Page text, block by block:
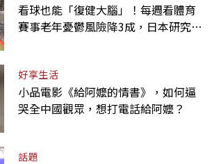
看球也能「復健大腦」！每週看體育
賽事老年憂鬱風險降3成，日本研究：
好享生活
小品電影《給阿嬤的情書》，如何逼
哭全中國觀眾，想打電話給阿嬤？
話題